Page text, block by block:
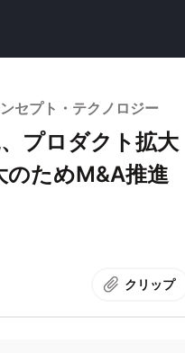
セプト・テクノロジー
プロダクト拡大
のためM&A推進
クリップ